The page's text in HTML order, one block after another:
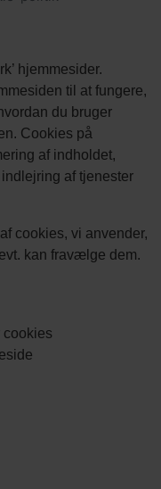
hjemmesider.
til at fungere,
du bruger
Cookies på
af indholdet,
af tjenester
cookies, vi anvender,
kan fravælge dem.
cookies